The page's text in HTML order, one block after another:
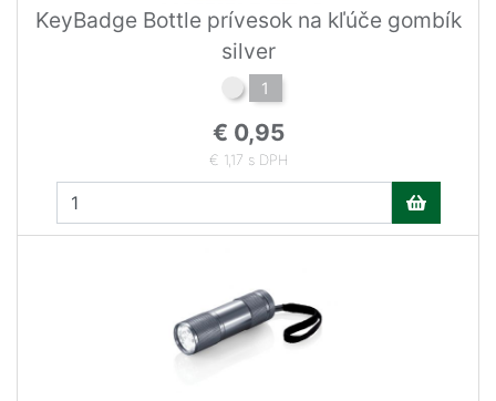
KeyBadge Bottle prívesok na kľúče gombík
silver
1
€ 0,95
€ 1,17 s DPH